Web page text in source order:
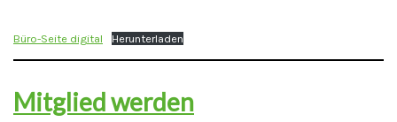
Büro-Seite digital Herunterladen
Mitglied werden